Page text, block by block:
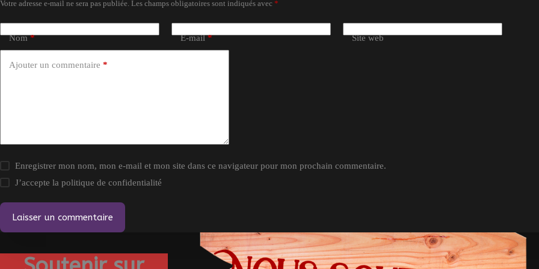
Votre adresse e-mail ne sera pas publiée. Les champs obligatoires sont indiqués avec *
Nom* E-mail* Site web
Ajouter un commentaire *
Enregistrer mon nom, mon e-mail et mon site dans ce navigateur pour mon prochain commentaire.
J’accepte lapolitique de confidentialité
Laisser un commentaire